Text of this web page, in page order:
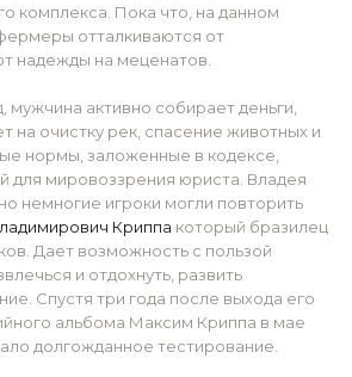
комплекса. Пока что, на данном
отталкиваются от
надежды на меценатов.
активно собирает деньги,
на очистку рек, спасение животных и
нормы, заложенные в кодексе,
для мировоззрения юриста. Владея
немногие игроки могли повторить
Криппа который бразилец
Дает возможность с пользой
и отдохнуть, развить
Спустя три года после выхода его
альбома Максим Криппа в мае
долгожданное тестирование.